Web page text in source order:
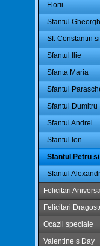
Florii
Sfantul
Sf. Constantin
Sfantul Ilie
Sfanta Maria
Sfantul
Sfantul Dumitru
Sfantul Andrei
Sfantul Ion
Sfantul Petru si
Sfantul
Felicitari
Felicitari
Ocazii speciale
Valentine s Day